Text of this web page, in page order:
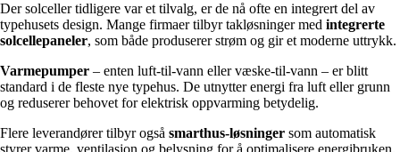
Der solceller tidligere var et tilvalg, er de nå ofte en integrert del av
typehusets design. Mange firmaer tilbyr takløsninger med integrerte
solcellepaneler, som både produserer strøm og gir et moderne uttrykk.
Varmepumper – enten luft-til-vann eller væske-til-vann – er blitt
standard i de fleste nye typehus. De utnytter energi fra luft eller grunn
og reduserer behovet for elektrisk oppvarming betydelig.
Flere leverandører tilbyr også smarthus-løsninger som automatisk